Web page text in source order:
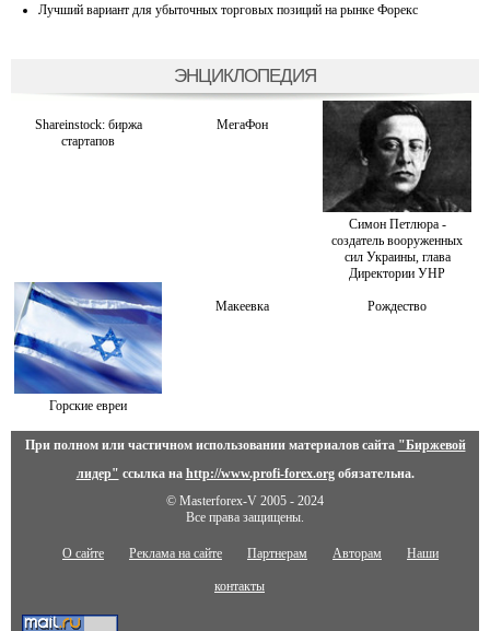
Лучший вариант для убыточных торговых позиций на рынке Форекс
ЭНЦИКЛОПЕДИЯ
Shareinstock: биржа
стартапов
МегаФон
Симон Петлюра -
создатель вооруженных
сил Украины, глава
Директории УНР
Горские евреи
Макеевка Рождество
При полном или частичном использовании материалов сайта "Биржевой
лидер" ссылка на http://www.profi-forex.orgобязательна.
© Masterforex-V 2005 - 2024
Все права защищены.
О сайте Реклама на сайте Партнерам Авторам Наши
контакты